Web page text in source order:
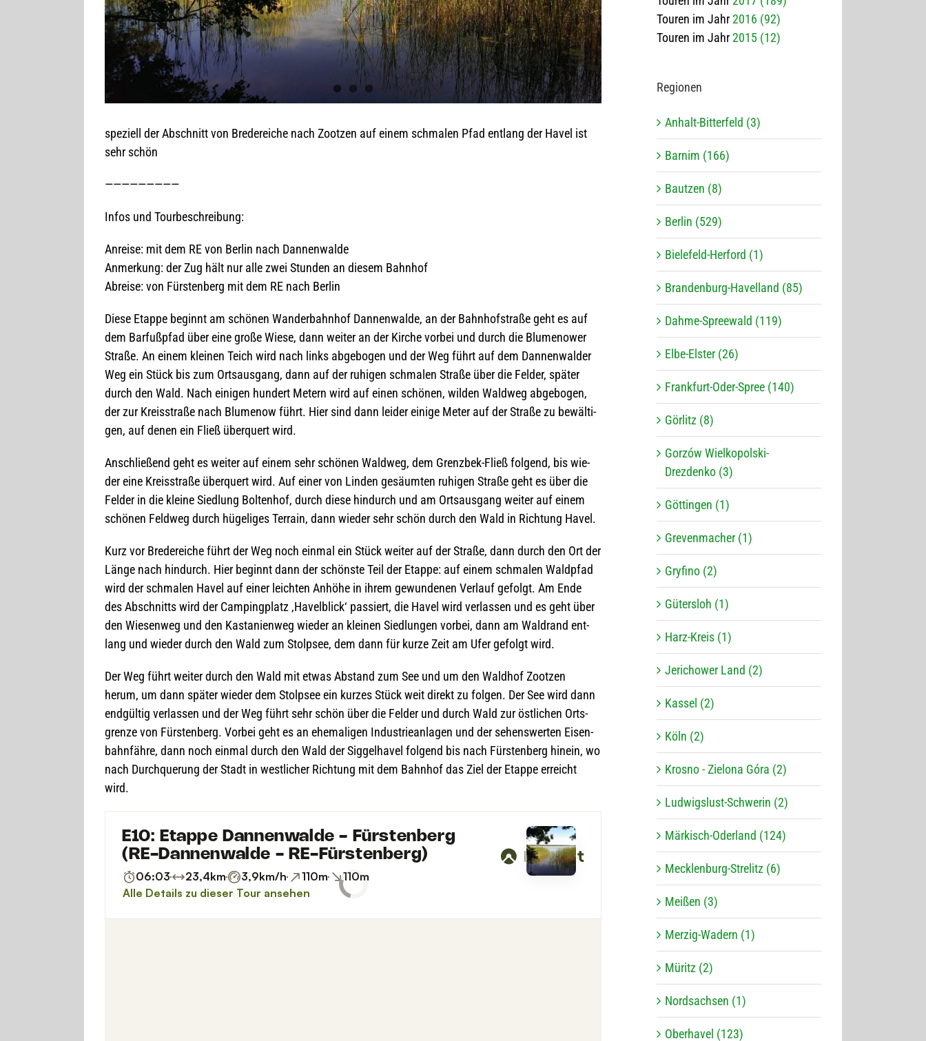
spe­zi­ell der Abschnitt von Bre­der­ei­che nach Zoot­zen auf einem schma­len Pfad ent­lang der Havel ist
sehr schön
—————————
Infos und Tourbeschreibung:
Anreise: mit dem RE von Ber­lin nach Dannenwalde
Anmer­kung: der Zug hält nur alle zwei Stun­den an die­sem Bahnhof
Abreise: von Fürs­ten­berg mit dem RE nach Berlin
Diese Etappe beginnt am schö­nen Wan­der­bahn­hof Dan­nen­walde, an der Bahn­hof­straße geht es auf
dem Bar­fuß­pfad über eine große Wiese, dann wei­ter an der Kir­che vor­bei und durch die Blu­men­ower
Straße. An einem klei­nen Teich wird nach links abge­bo­gen und der Weg führt auf dem Dan­nen­wal­der
Weg ein Stück bis zum Orts­aus­gang, dann auf der ruhi­gen schma­len Straße über die Fel­der, spä­ter
durch den Wald. Nach eini­gen hun­dert Metern wird auf einen schö­nen, wil­den Wald­weg abge­bo­gen,
der zur Kreis­straße nach Blu­menow führt. Hier sind dann lei­der einige Meter auf der Straße zu bewäl­ti­
gen, auf denen ein Fließ über­quert wird.
Anschlie­ßend geht es wei­ter auf einem sehr schö­nen Wald­weg, dem Grenz­bek-Fließ fol­gend, bis wie­
der eine Kreis­straße über­quert wird. Auf einer von Lin­den gesäum­ten ruhi­gen Straße geht es über die
Fel­der in die kleine Sied­lung Bol­ten­hof, durch diese hin­durch und am Orts­aus­gang wei­ter auf einem
schö­nen Feld­weg durch hüge­li­ges Ter­rain, dann wie­der sehr schön durch den Wald in Rich­tung Havel.
Kurz vor Bre­der­ei­che führt der Weg noch ein­mal ein Stück wei­ter auf der Straße, dann durch den Ort der
Länge nach hin­durch. Hier beginnt dann der schönste Teil der Etappe: auf einem schma­len Wald­pfad
wird der schma­len Havel auf einer leich­ten Anhöhe in ihrem gewun­de­nen Ver­lauf gefolgt. Am Ende
des Abschnitts wird der Cam­ping­platz ‚Havel­blick‘ pas­siert, die Havel wird ver­las­sen und es geht über
den Wie­sen­weg und den Kas­ta­ni­en­weg wie­der an klei­nen Sied­lun­gen vor­bei, dann am Wald­rand ent­
lang und wie­der durch den Wald zum Stolp­see, dem dann für kurze Zeit am Ufer gefolgt wird.
Der Weg führt wei­ter durch den Wald mit etwas Abstand zum See und um den Wald­hof Zoot­zen
herum, um dann spä­ter wie­der dem Stolp­see ein kur­zes Stück weit direkt zu fol­gen. Der See wird dann
end­gül­tig ver­las­sen und der Weg führt sehr schön über die Fel­der und durch Wald zur öst­li­chen Orts­
grenze von Fürs­ten­berg. Vor­bei geht es an ehe­ma­li­gen Indus­trie­an­la­gen und der sehens­wer­ten Eisen­
bahn­fähre, dann noch ein­mal durch den Wald der Sig­gel­ha­vel fol­gend bis nach Fürs­ten­berg hin­ein, wo
nach Durch­que­rung der Stadt in west­li­cher Rich­tung mit dem Bahn­hof das Ziel der Etappe erreicht
wird.
Touren im Jahr2016 (92)
Touren im Jahr2015 (12)
Regio­nen
Anhalt-Bitterfeld (3)
Barnim (166)
Bautzen (8)
Berlin (529)
Bielefeld-Herford (1)
Brandenburg-Havelland (85)
Dahme-Spreewald (119)
Elbe-Elster (26)
Frankfurt-Oder-Spree (140)
Görlitz (8)
Gorzów Wielkopolski-
Drezdenko (3)
Göttingen (1)
Grevenmacher (1)
Gryfino (2)
Gütersloh (1)
Harz-Kreis (1)
Jerichower Land (2)
Kassel (2)
Köln (2)
Krosno - Zielona Góra (2)
Ludwigslust-Schwerin (2)
Märkisch-Oderland (124)
Mecklenburg-Strelitz (6)
Meißen (3)
Merzig-Wadern (1)
Müritz (2)
Nordsachsen (1)
Oberhavel (123)